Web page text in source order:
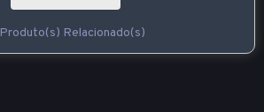
Produto(s) Relacionado(s)